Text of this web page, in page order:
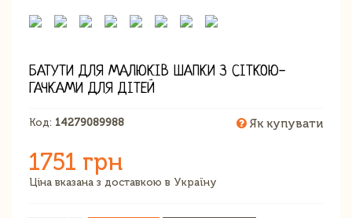
БАТУТИ ДЛЯ МАЛЮКІВ ШАПКИ З СІТКОЮ-
ГАЧКАМИ ДЛЯ ДІТЕЙ
Код: 14279089988 Як купувати
1751 грн
Ціна вказана з доставкою в Україну